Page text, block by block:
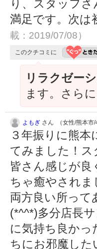
り、スタッフ
満足です。次
載：2019/07/08）
このクチコミに
リラクゼー
ます。さら
よもぎ さん （女性/熊本市/
３年振りに熊
てみました！
皆さん感じが
ちゃ癒やされ
両方良い所って
(*^^*)多分店長
に気持ち良か
ちにお邪魔した